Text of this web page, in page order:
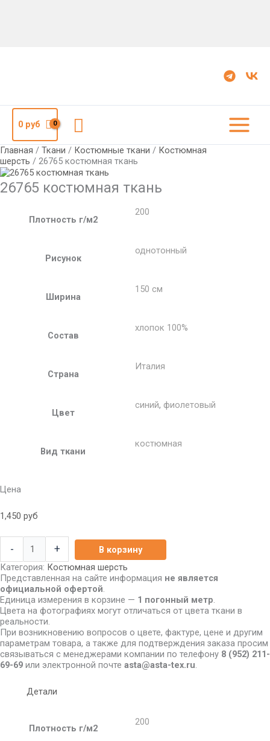
0руб Поиск
Главная / Ткани / Костюмные ткани / Костюмная
шерсть / 26765 костюмная ткань
26765 костюмная ткань
Плотность г/м2
200
Рисунок
однотонный
Ширина
150 см
Состав
хлопок 100%
Страна
Италия
Цвет
синий, фиолетовый
Вид ткани
костюмная
Цена
1,450 руб
- +
В корзину
Категория: Костюмная шерсть
Представленная на сайте информация не является
официальной офертой.
Единица измерения в корзине — 1 погонный метр.
Цвета на фотографиях могут отличаться от цвета ткани в
реальности.
При возникновению вопросов о цвете, фактуре, цене и другим
параметрам товара, а также для подтверждения заказа просим
связываться с менеджерами компании по телефону 8 (952) 211-
69-69 или электронной почте asta@asta-tex.ru.
Детали
Плотность г/м2
200